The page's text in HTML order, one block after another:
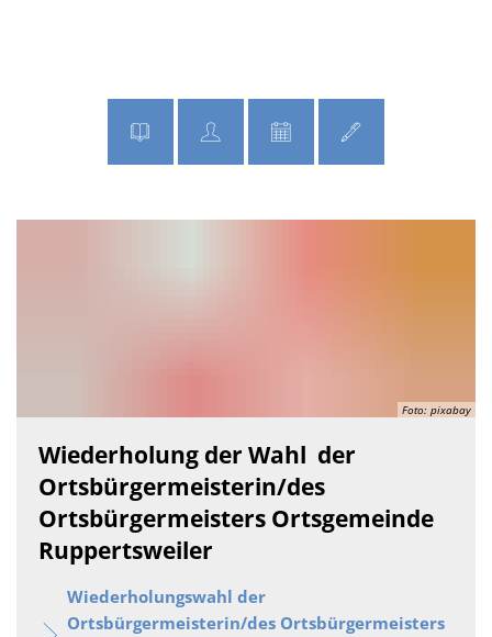
Foto: pixabay
Wiederholung der Wahl der
Ortsbürgermeisterin/des
Ortsbürgermeisters Ortsgemeinde
Ruppertsweiler
Wiederholungswahl der
Ortsbürgermeisterin/des Ortsbürgermeisters